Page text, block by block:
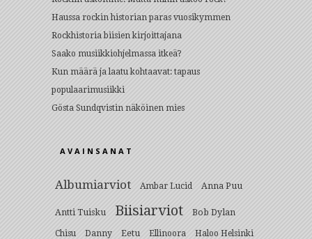
Haussa rockin historian paras vuosikymmen
Rockhistoria biisien kirjoittajana
Saako musiikkiohjelmassa itkeä?
Kun määrä ja laatu kohtaavat: tapaus
populaarimusiikki
Gösta Sundqvistin näköinen mies
AVAINSANAT
Albumiarviot Ambar Lucid Anna Puu
Antti Tuisku Biisiarviot Bob Dylan
Chisu Danny Eetu Ellinoora Haloo Helsinki